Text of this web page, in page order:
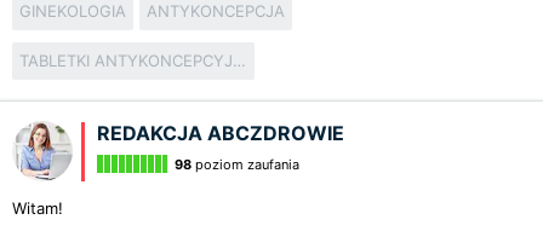
GINEKOLOGIA ANTYKONCEPCJA
TABLETKI ANTYKONCEPCYJNE
REDAKCJA ABCZDROWIE
98 poziom zaufania
Witam!